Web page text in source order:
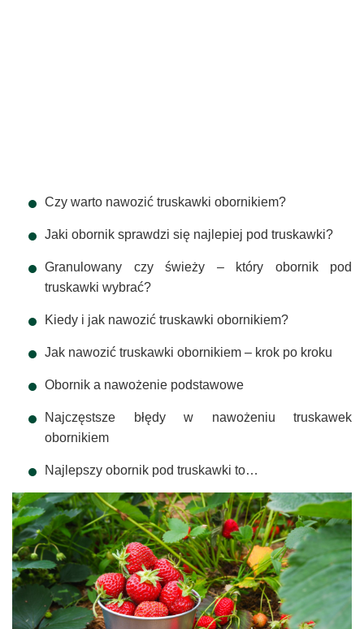
Czy warto nawozić truskawki obornikiem?
Jaki obornik sprawdzi się najlepiej pod truskawki?
Granulowany czy świeży – który obornik pod
truskawki wybrać?
Kiedy i jak nawozić truskawki obornikiem?
Jak nawozić truskawki obornikiem – krok po kroku
Obornik a nawożenie podstawowe
Najczęstsze błędy w nawożeniu truskawek
obornikiem
Najlepszy obornik pod truskawki to…